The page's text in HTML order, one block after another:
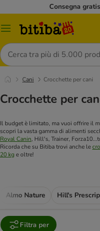
Consegna
Overview
Cerca
Cani Crocchette per cani
Crocchette per
Il budget è limitato, ma vuoi offrire il
scopri la vasta gamma di alimenti
Royal Canin, Hill's, Trainer,
Ricorda che su Bitiba trovi anche le
20 kg e oltre!
Almo Nature Hill's
Filtra per